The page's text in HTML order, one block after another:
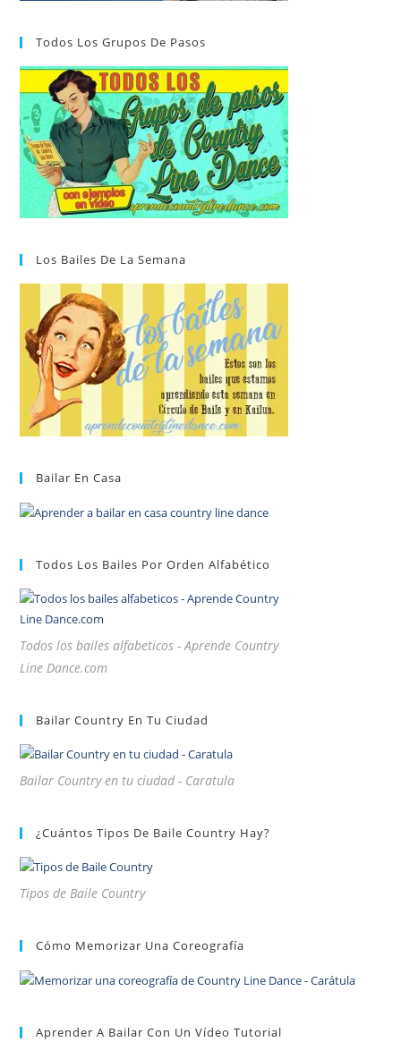
Todos Los Grupos De Pasos
Los Bailes De La Semana
Bailar En Casa
Todos Los Bailes Por Orden Alfabético
Todos los bailes alfabeticos - Aprende Country
Line Dance.com
Bailar Country En Tu Ciudad
Bailar Country en tu ciudad - Caratula
¿Cuántos Tipos De Baile Country Hay?
Tipos de Baile Country
Cómo Memorizar Una Coreografía
Aprender A Bailar Con Un Vídeo Tutorial